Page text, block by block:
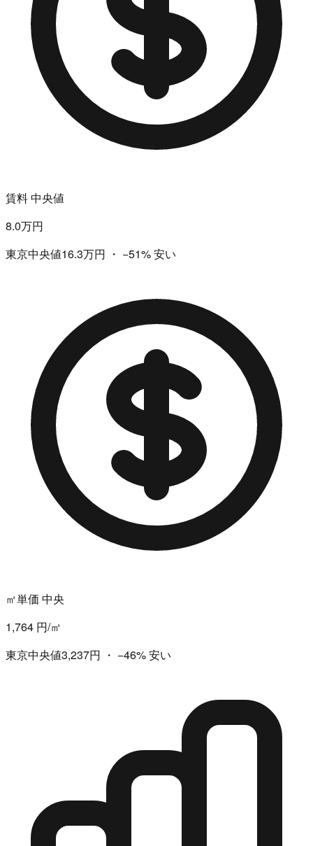
賃料 中央値
8.0万円
東京中央値16.3万円 ・ −51%安い
㎡単価 中央
1,764 円/㎡
東京中央値3,237円 ・ −46%安い